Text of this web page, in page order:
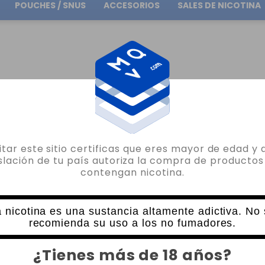
este sitio certificas que eres mayor de edad y
de tu país autoriza la compra de productos
contengan nicotina.
nicotina es una sustancia altamente adictiva. No
recomienda su uso a los no fumadores.
¿Tienes más de 18 años?
Envío gratuitoen pedidos superiores a 30.00€
POUCHES / SNUS ACCESORIOS SALES DE NICOTINA
COOKIE SUPRA RESERVE NIC SALTS BOMBO 10ML
BOMBO
COOKIE SUPRA RESERVE NIC SALTS
28 VALORACIONES
6,75€
NICOTINA CANTIDAD
- +